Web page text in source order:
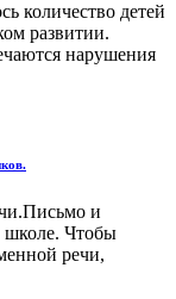
количество детей
развитии.
нарушения
и
школе. Чтобы
речи,